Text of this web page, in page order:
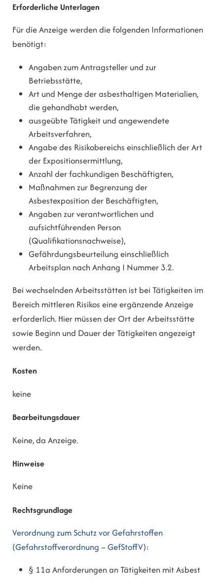
Erforderliche Unterlagen
Für die Anzeige werden die folgenden Informationen
benötigt:
Angaben zum Antragsteller und zur
Betriebsstätte,
Art und Menge der asbesthaltigen Materialien,
die gehandhabt werden,
ausgeübte Tätigkeit und angewendete
Arbeitsverfahren,
Angabe des Risikobereichs einschließlich der Art
der Expositionsermittlung,
Anzahl der fachkundigen Beschäftigten,
Maßnahmen zur Begrenzung der
Asbestexposition der Beschäftigten,
Angaben zur verantwortlichen und
aufsichtführenden Person
(Qualifikationsnachweise),
Gefährdungsbeurteilung einschließlich
Arbeitsplan nach Anhang I Nummer 3.2.
Bei wechselnden Arbeitsstätten ist bei Tätigkeiten im
Bereich mittleren Risikos eine ergänzende Anzeige
erforderlich. Hier müssen der Ort der Arbeitsstätte
sowie Beginn und Dauer der Tätigkeiten angezeigt
werden.
Kosten
keine
Bearbeitungsdauer
Keine, da Anzeige.
Hinweise
Keine
Rechtsgrundlage
Verordnung zum Schutz vor Gefahrstoffen
(Gefahrstoffverordnung – GefStoffV):
§ 11a Anforderungen an Tätigkeiten mit Asbest